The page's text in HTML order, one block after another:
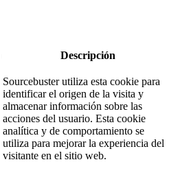
Descripción
Sourcebuster utiliza esta cookie para
identificar el origen de la visita y
almacenar información sobre las
acciones del usuario. Esta cookie
analítica y de comportamiento se
utiliza para mejorar la experiencia del
visitante en el sitio web.